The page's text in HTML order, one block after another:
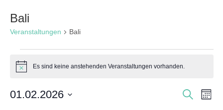
Bali
Veranstaltungen Bali
Veranstaltungen
HinweisEs sind keine anstehenden Veranstaltungen vorhanden.
Suche
Monat
01.02.2026